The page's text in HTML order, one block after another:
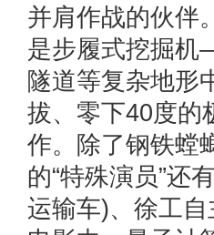
并肩作战的伙
是步履式挖掘
隧道等复杂地形
拔、零下40度的
作。除了钢铁螳
的“特殊演员”还
运输车)、徐工